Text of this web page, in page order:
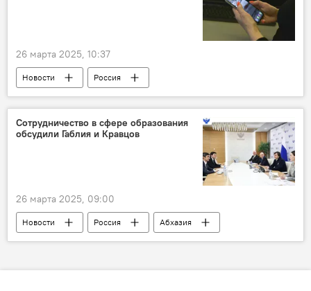
26 марта 2025, 10:37
Новости Россия
Сотрудничество в сфере образования
обсудили Габлия и Кравцов
26 марта 2025, 09:00
Новости Россия
Абхазия
образование